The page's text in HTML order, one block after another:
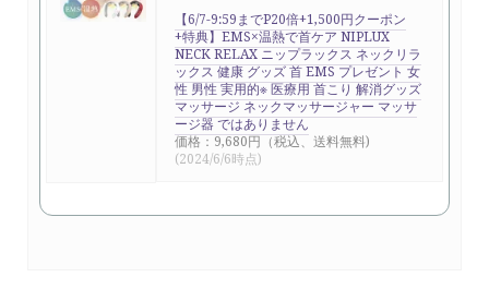
【6/7-9:59までP20倍+1,500円クーポン
+特典】EMS×温熱で首ケア NIPLUX
NECK RELAX ニップラックス ネックリラ
ックス 健康 グッズ 首 EMS プレゼント 女
性 男性 実用的※ 医療用 首こり 解消グッズ
マッサージ ネックマッサージャー マッサ
ージ器 ではありません
価格：9,680円（税込、送料無料)
(2024/6/6時点)